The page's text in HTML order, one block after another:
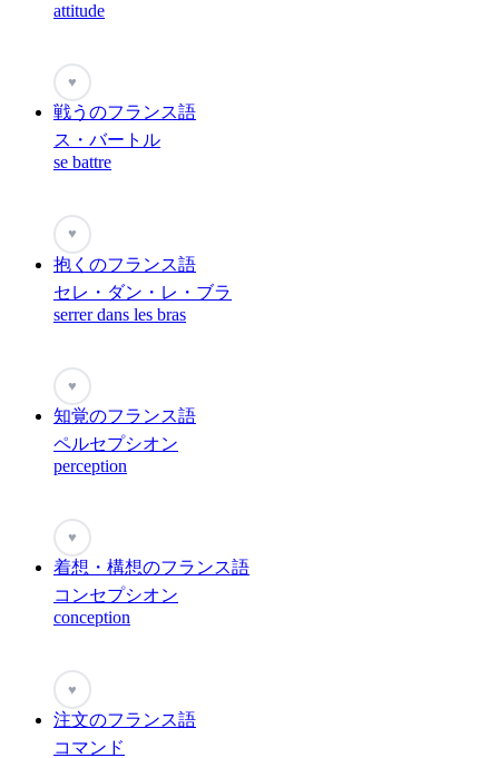
attitude
♥
戦うのフランス語
ス・バートル
se battre
♥
抱くのフランス語
セレ・ダン・レ・ブラ
serrer dans les bras
♥
知覚のフランス語
ペルセプシオン
perception
♥
着想・構想のフランス語
コンセプシオン
conception
♥
注文のフランス語
コマンド